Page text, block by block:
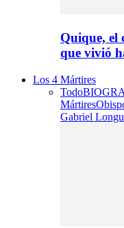
Quique, el
que vivió
Los 4 Mártires
Todo
Mártires
Gabriel